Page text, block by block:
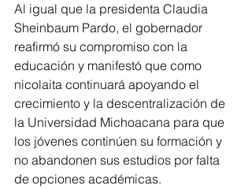
Al igual que la presidenta Claudia
Sheinbaum Pardo, el gobernador
reafirmó su compromiso con la
educación y manifestó que como
nicolaita continuará apoyando el
crecimiento y la descentralización de
la Universidad Michoacana para que
los jóvenes continúen su formación y
no abandonen sus estudios por falta
de opciones académicas.